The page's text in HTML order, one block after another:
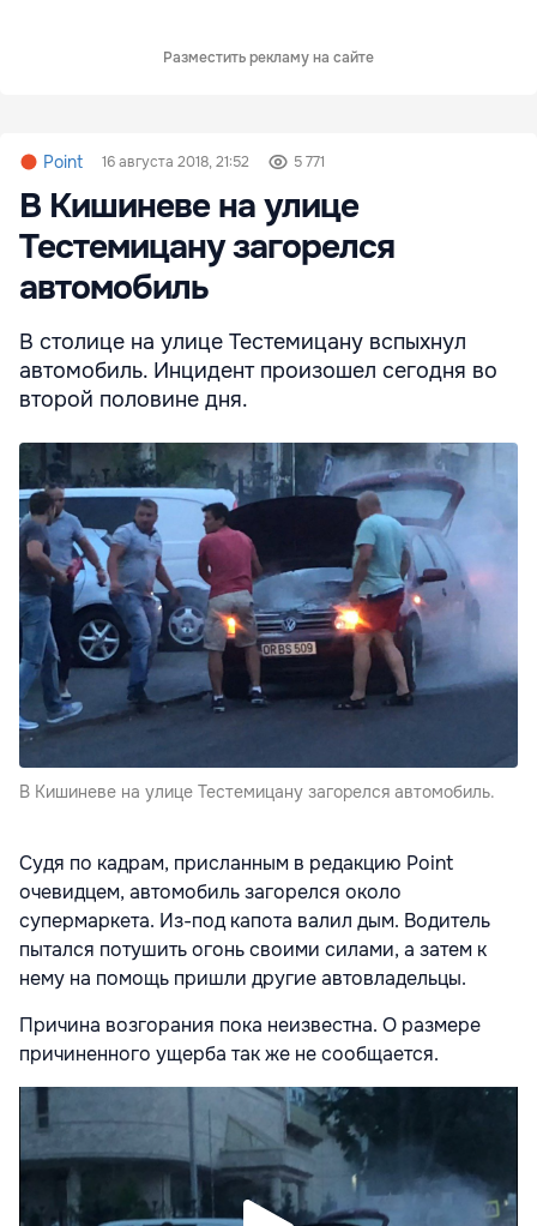
Разместить рекламу на сайте
Point 16 августа 2018, 21:52 5 771
В Кишиневе на улице
Тестемицану загорелся
автомобиль
В столице на улице Тестемицану вспыхнул
автомобиль. Инцидент произошел сегодня во
второй половине дня.
В Кишиневе на улице Тестемицану загорелся автомобиль.
Судя по кадрам, присланным в редакцию Point
очевидцем, автомобиль загорелся около
супермаркета. Из-под капота валил дым. Водитель
пытался потушить огонь своими силами, а затем к
нему на помощь пришли другие автовладельцы.
Причина возгорания пока неизвестна. О размере
причиненного ущерба так же не сообщается.